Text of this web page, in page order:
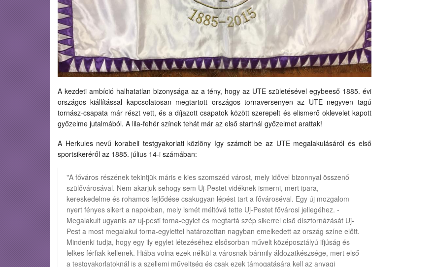
A kezdeti ambíció halhatatlan bizonysága az a tény, hogy az UTE születésével egybeeső 1885. évi
országos kiállítással kapcsolatosan megtartott országos tornaversenyen az UTE negyven tagú
tornász-csapata már részt vett, és a díjazott csapatok között szerepelt és elismerő oklevelet kapott
győzelme jutalmából. A lila-fehér színek tehát már az első startnál győzelmet arattak!
A Herkules nevű korabeli testgyakorlati közlöny így számolt be az UTE megalakulásáról és első
sportsikeréről az 1885. július 14-i számában:
"A főváros részének tekintjük máris e kies szomszéd várost, mely idővel bizonnyal összenő
szülővárosával. Nem akarjuk sehogy sem Uj-Pestet vidéknek ismerni, mert ipara,
kereskedelme és rohamos fejlődése csakugyan lépést tart a fővároséval. Egy új mozgalom
nyert fényes sikert a napokban, mely ismét méltóvá tette Uj-Pestet fővárosi jellegéhez. -
Megalakult ugyanis az uj-pesti torna-egylet és megtartá szép sikerrel első dísztornázását Uj-
Pest a most megalakul torna-egylettel határozottan nagyban emelkedett az ország színe előtt.
Mindenki tudja, hogy egy ily egylet létezéséhez elsősorban művelt középosztályú ifjúság és
lelkes férfiak kellenek. Hiába volna ezek nélkül a városnak bármily áldozatkészsége, mert első
a testgyakorlatoknál is a szellemi műveltség és csak ezek támogatására kell az anyagi